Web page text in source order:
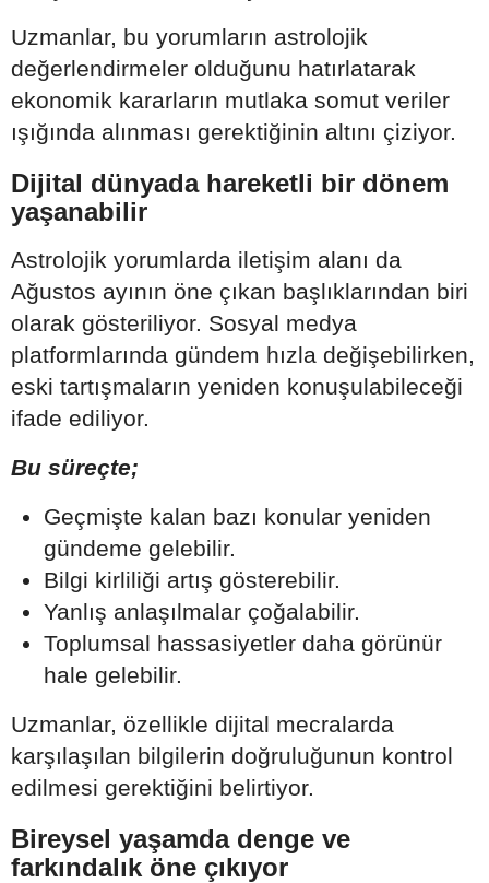
Uzmanlar, bu yorumların astrolojik
değerlendirmeler olduğunu hatırlatarak
ekonomik kararların mutlaka somut veriler
ışığında alınması gerektiğinin altını çiziyor.
Dijital dünyada hareketli bir dönem
yaşanabilir
Astrolojik yorumlarda iletişim alanı da
Ağustos ayının öne çıkan başlıklarından biri
olarak gösteriliyor. Sosyal medya
platformlarında gündem hızla değişebilirken,
eski tartışmaların yeniden konuşulabileceği
ifade ediliyor.
Bu süreçte;
Geçmişte kalan bazı konular yeniden
gündeme gelebilir.
Bilgi kirliliği artış gösterebilir.
Yanlış anlaşılmalar çoğalabilir.
Toplumsal hassasiyetler daha görünür
hale gelebilir.
Uzmanlar, özellikle dijital mecralarda
karşılaşılan bilgilerin doğruluğunun kontrol
edilmesi gerektiğini belirtiyor.
Bireysel yaşamda denge ve
farkındalık öne çıkıyor